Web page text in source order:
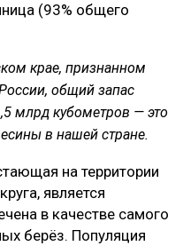
(93% общего
крае, признанном
общий запас
млрд кубометров — это
в нашей стране.
на территории
является
в качестве самого
берёз. Популяция